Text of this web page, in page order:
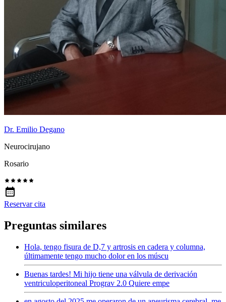
Dr. Emilio Degano
Neurocirujano
Rosario
Reservar cita
Preguntas similares
Hola, tengo fisura de D,7 y artrosis en cadera y columna,
últimamente tengo mucho dolor en los múscu
Buenas tardes! Mi hijo tiene una válvula de derivación
ventriculoperitoneal Prograv 2.0 Quiere empe